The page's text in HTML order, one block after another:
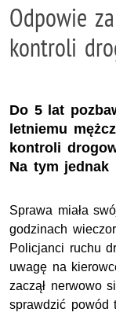
Odpowie
kontroli
Do 5 lat
letniemu
kontroli
Na tym jednak
Sprawa miała
godzinach
Policjanci ruchu
uwagę na
zaczął nerwowo
sprawdzić powód